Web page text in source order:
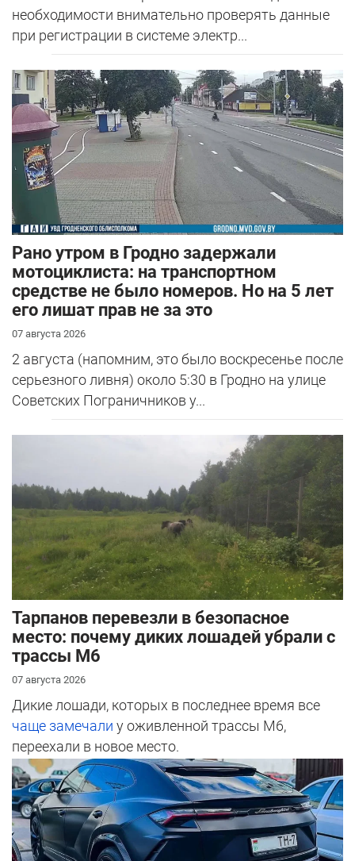
необходимости внимательно проверять данные
при регистрации в системе электр...
Рано утром в Гродно задержали
мотоциклиста: на транспортном
средстве не было номеров. Но на 5 лет
его лишат прав не за это
07 августа 2026
2 августа (напомним, это было воскресенье после
серьезного ливня) около 5:30 в Гродно на улице
Советских Пограничников у...
Тарпанов перевезли в безопасное
место: почему диких лошадей убрали с
трассы М6
07 августа 2026
Дикие лошади, которых в последнее время все
чаще замечали у оживленной трассы М6,
переехали в новое место.